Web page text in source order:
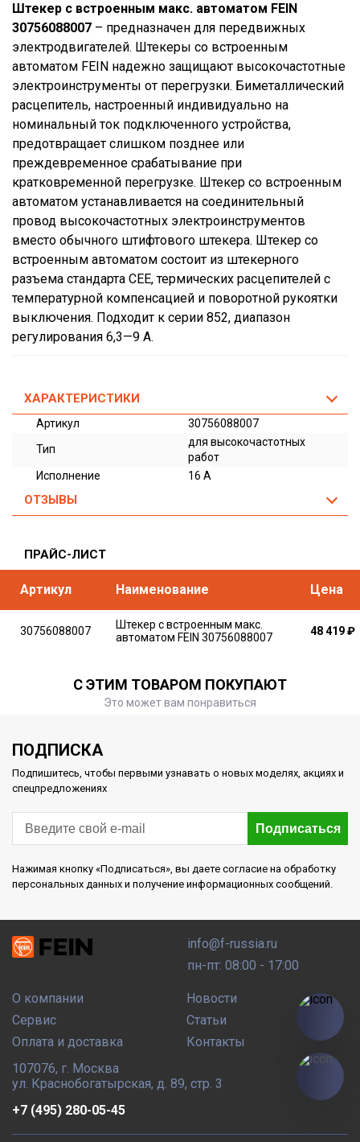
Штекер с встроенным макс. автоматом FEIN
30756088007 – предназначен для передвижных
электродвигателей. Штекеры со встроенным
автоматом FEIN надежно защищают высокочастотные
электроинструменты от перегрузки. Биметаллический
расцепитель, настроенный индивидуально на
номинальный ток подключенного устройства,
предотвращает слишком позднее или
преждевременное срабатывание при
кратковременной перегрузке. Штекер со встроенным
автоматом устанавливается на соединительный
провод высокочастотных электроинструментов
вместо обычного штифтового штекера. Штекер со
встроенным автоматом состоит из штекерного
разъема стандарта CEE, термических расцепителей с
температурной компенсацией и поворотной рукоятки
выключения. Подходит к серии 852, диапазон
регулирования 6,3—9 А.
ХАРАКТЕРИСТИКИ
Артикул
30756088007
Тип
для высокочастотных
работ
Исполнение
16 А
ОТЗЫВЫ
ПРАЙС-ЛИСТ
Артикул Наименование Цена
30756088007
Штекер с встроенным макс.
автоматом FEIN 30756088007
48 419₽
С ЭТИМ ТОВАРОМ ПОКУПАЮТ
Это может вам понравиться
ПОДПИСКА
Подпишитесь, чтобы первыми узнавать о новых моделях, акциях и
спецпредложениях
Подписаться
Нажимая кнопку «Подписаться», вы даете согласие на обработку
персональных данных и получение информационных сообщений.
О компании
Сервис
Оплата и доставка
Новости
Статьи
Контакты
info@f-russia.ru
пн-пт: 08:00 - 17:00
107076, г. Москва
ул. Краснобогатырская, д. 89, стр. 3
+7 (495) 280-05-45